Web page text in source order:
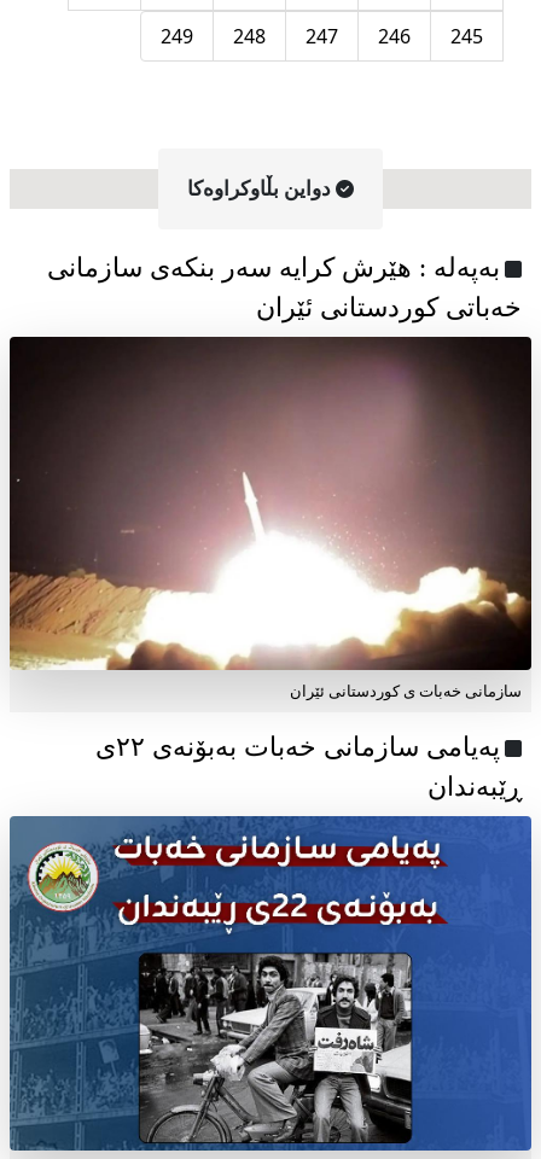
245
246
247
248
249
دواین بڵاوکراوه‌کا
به‌په‌له‌ : هێرش کرایە سەر بنکەی سازمانی
خەباتی کوردستانی ئێران
سازمانی خەبات ی کوردستانی ئێران
پەیامی سازمانی خەبات بەبۆنەی ۲۲ی
ڕێبەندان